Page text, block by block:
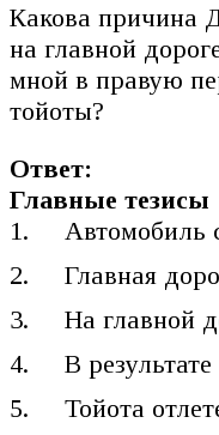
Какова причина
на главной
мной в правую
тойоты?
Ответ:
Главные тезисы
Автомобиль
Главная
На главной
В
Тойота